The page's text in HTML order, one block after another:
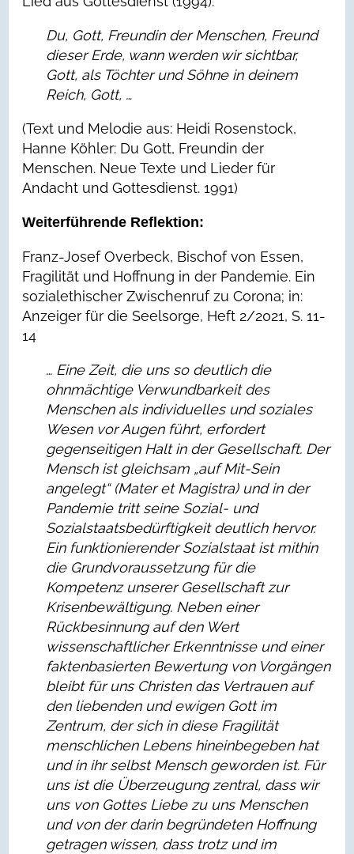
Du, Gott, Freundin der Menschen, Freund
dieser Erde, wann werden wir sichtbar,
Gott, als Töchter und Söhne in deinem
Reich, Gott, …
(Text und Melodie aus: Heidi Rosenstock,
Hanne Köhler: Du Gott, Freundin der
Menschen. Neue Texte und Lieder für
Andacht und Gottesdienst. 1991)
Weiterführende Reflektion:
Franz-Josef Overbeck, Bischof von Essen,
Fragilität und Hoffnung in der Pandemie. Ein
sozialethischer Zwischenruf zu Corona; in:
Anzeiger für die Seelsorge, Heft 2/2021, S. 11-
14
… Eine Zeit, die uns so deutlich die
ohnmächtige Verwundbarkeit des
Menschen als individuelles und soziales
Wesen vor Augen führt, erfordert
gegenseitigen Halt in der Gesellschaft. Der
Mensch ist gleichsam „auf Mit-Sein
angelegt“ (Mater et Magistra) und in der
Pandemie tritt seine Sozial- und
Sozialstaatsbedürftigkeit deutlich hervor.
Ein funktionierender Sozialstaat ist mithin
die Grundvoraussetzung für die
Kompetenz unserer Gesellschaft zur
Krisenbewältigung. Neben einer
Rückbesinnung auf den Wert
wissenschaftlicher Erkenntnisse und einer
faktenbasierten Bewertung von Vorgängen
bleibt für uns Christen das Vertrauen auf
den liebenden und ewigen Gott im
Zentrum, der sich in diese Fragilität
menschlichen Lebens hineinbegeben hat
und in ihr selbst Mensch geworden ist. Für
uns ist die Überzeugung zentral, dass wir
uns von Gottes Liebe zu uns Menschen
und von der darin begründeten Hoffnung
getragen wissen, dass trotz und im